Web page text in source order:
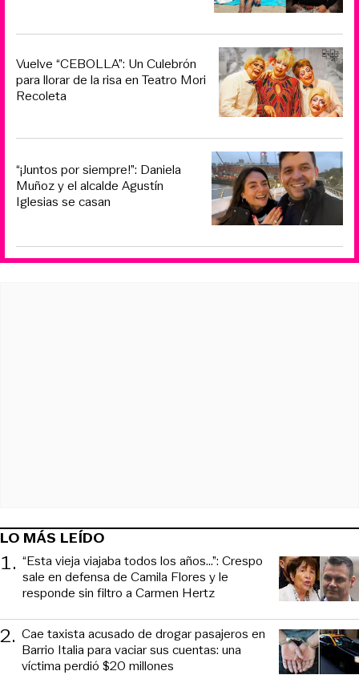
Vuelve “CEBOLLA”: Un Culebrón
para llorar de la risa en Teatro Mori
Recoleta
“¡Juntos por siempre!”: Daniela
Muñoz y el alcalde Agustín
Iglesias se casan
LO MÁS LEÍDO
1. “Esta vieja viajaba todos los años...”: Crespo
sale en defensa de Camila Flores y le
responde sin filtro a Carmen Hertz
2. Cae taxista acusado de drogar pasajeros en
Barrio Italia para vaciar sus cuentas: una
víctima perdió $20 millones